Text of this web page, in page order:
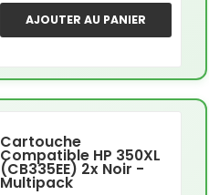
AJOUTER AU PANIER
Cartouche
Compatible HP 350XL
(CB335EE) 2x Noir -
Multipack